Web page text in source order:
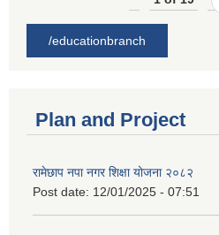
/educationbranch
Plan and Project
रामेछाप नपा नगर शिक्षा योजना २०८२
Post date: 12/01/2025 - 07:51